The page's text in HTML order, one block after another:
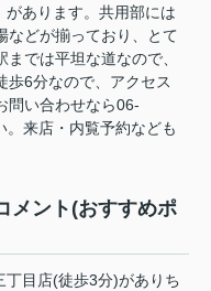
があります。共用部には
などが揃っており、とて
では平坦な道なので、
歩6分なので、アクセス
問い合わせなら06-
来店・内覧予約なども
メント(おすすめポ
目店(徒歩3分)がありち